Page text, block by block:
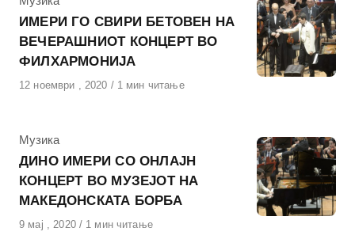
ИМЕРИ ГО СВИРИ БЕТОВЕН НА
ВЕЧЕРАШНИОТ КОНЦЕРТ ВО
ФИЛХАРМОНИЈА
Објавено
12 ноември , 2020 1 мин читање
КАтегорија
Музика
ДИНО ИМЕРИ СО ОНЛАЈН
КОНЦЕРТ ВО МУЗЕЈОТ НА
МАКЕДОНСКАТА БОРБА
Објавено
9 мај , 2020 1 мин читање